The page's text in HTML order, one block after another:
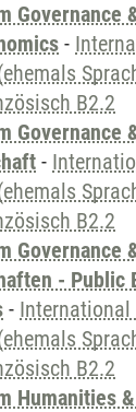
Governance
-
B2.2
Governance
-
B2.2
Governance
- Public
- International
B2.2
Humanities